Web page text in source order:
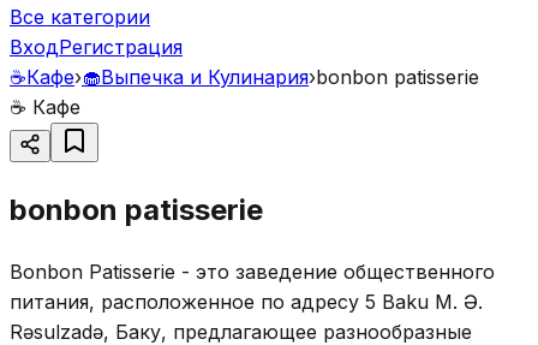
Все категории
ВходРегистрация
☕Кафе›🧁Выпечка и Кулинария›bonbon patisserie
☕ Кафе
bonbon patisserie
Bonbon Patisserie - это заведение общественного
питания, расположенное по адресу 5 Baku M. Ə.
Rəsulzadə, Баку, предлагающее разнообразные